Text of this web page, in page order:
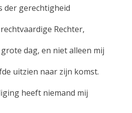
der gerechtigheid
Rechter,
dag, en niet alleen mij
uitzien naar zijn komst.
heeft niemand mij